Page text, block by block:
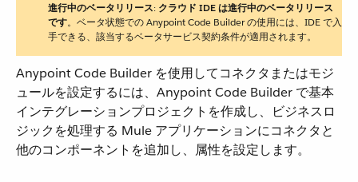
進行中のベータリリース​: クラウド IDE は進行中のベータリリース
です​。ベータ状態での Anypoint Code Builder の使用には、IDE で入
手できる、該当するベータサービス契約条件が適用されます。
Anypoint Code Builder を使用してコネクタまたはモジ
ュールを設定するには、Anypoint Code Builder で基本
インテグレーションプロジェクトを作成し、ビジネスロ
ジックを処理する Mule アプリケーションにコネクタと
他のコンポーネントを追加し、属性を設定します。